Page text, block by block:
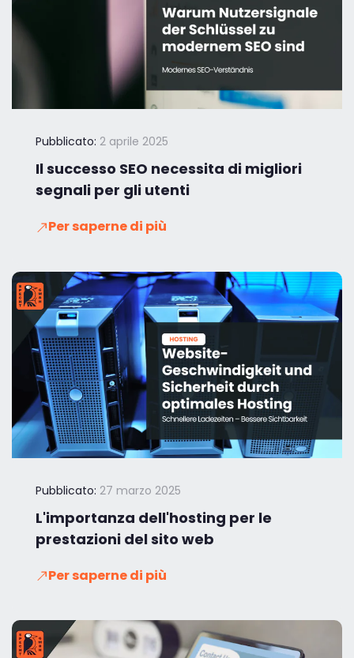
Pubblicato: 2 aprile 2025
Il successo SEO necessita di migliori
segnali per gli utenti
Per saperne di più
Pubblicato: 27 marzo 2025
L'importanza dell'hosting per le
prestazioni del sito web
Per saperne di più